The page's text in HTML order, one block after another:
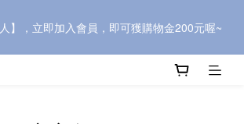
】，立即加入會員，即可獲購物金200元喔~
】，立即加入會員，即可獲購物金200元喔~
元購物金，快到會員中心頁面複製「會員推